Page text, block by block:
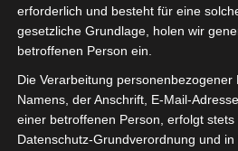
erforderlich und besteht für eine
gesetzliche Grundlage, holen wir
betroffenen Person ein.
Die Verarbeitung
Namens, der Anschrift, E-Mail-
einer betroffenen Person, erfolgt
Datenschutz-Grundverordnung und